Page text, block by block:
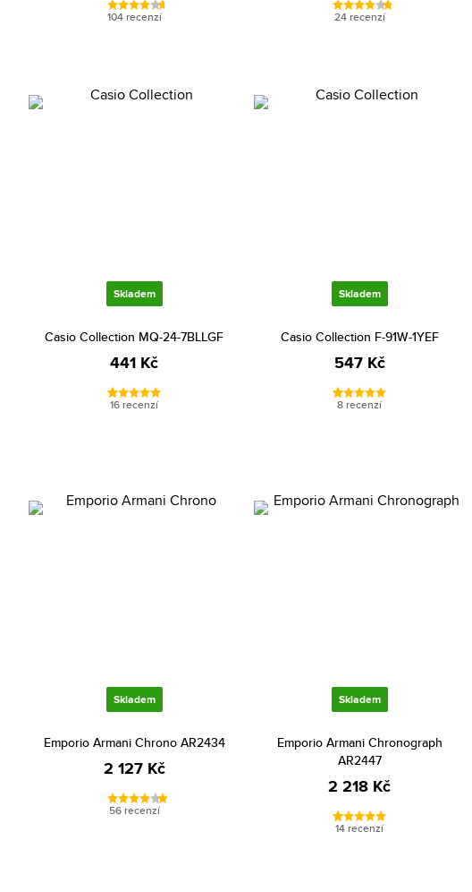
104 recenzí 24 recenzí
Skladem
Casio Collection MQ-24-7BLLGF
441 Kč
16 recenzí
Skladem
Casio Collection F-91W-1YEF
547 Kč
8 recenzí
Skladem
Emporio Armani Chrono AR2434
2 127 Kč
56 recenzí
Skladem
Emporio Armani Chronograph
AR2447
2 218 Kč
14 recenzí